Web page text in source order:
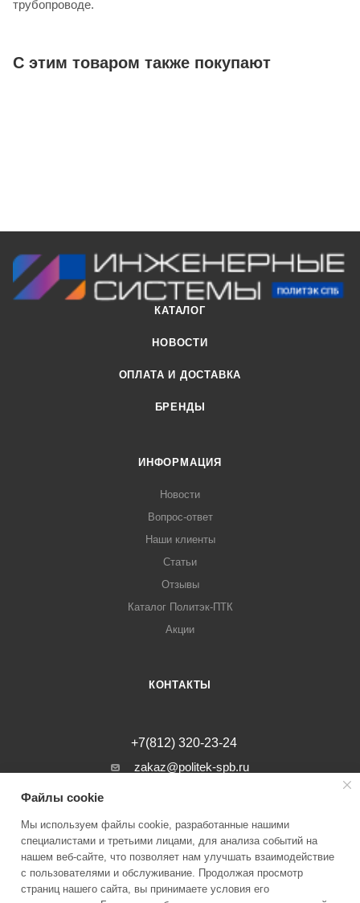
трубопроводе.
С этим товаром также покупают
КАТАЛОГ
НОВОСТИ
ОПЛАТА И ДОСТАВКА
БРЕНДЫ
ИНФОРМАЦИЯ
Новости
Вопрос-ответ
Наши клиенты
Статьи
Отзывы
Каталог Политэк-ПТК
Акции
КОНТАКТЫ
+7(812) 320-23-24
zakaz@politek-spb.ru
г. Санкт-Петербург, Минеральная ул, д.
Файлы cookie
Мы используем файлы cookie, разработанные нашими
специалистами и третьими лицами, для анализа событий на
нашем веб-сайте, что позволяет нам улучшать взаимодействие
с пользователями и обслуживание. Продолжая просмотр
страниц нашего сайта, вы принимаете условия его